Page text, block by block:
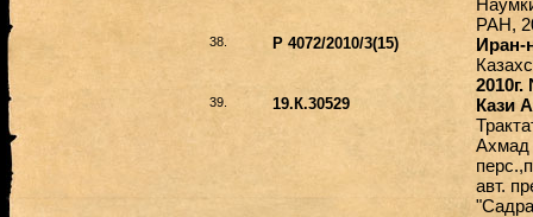
РАН,
38. Р 4072/2010/3(15)
Иран-
39. 19.К.30529
Кази
Ахмад
авт.